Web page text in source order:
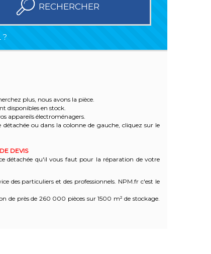
RECHERCHER
?
plus, nous avons la pièce.
disponibles en stock.
appareils électroménagers.
ou dans la colonne de gauche, cliquez sur le
DEVIS
détachée qu'il vous faut pour la réparation de votre
des particuliers et des professionnels. NPM.fr c'est le
de près de 260 000 pièces sur 1500 m² de stockage.